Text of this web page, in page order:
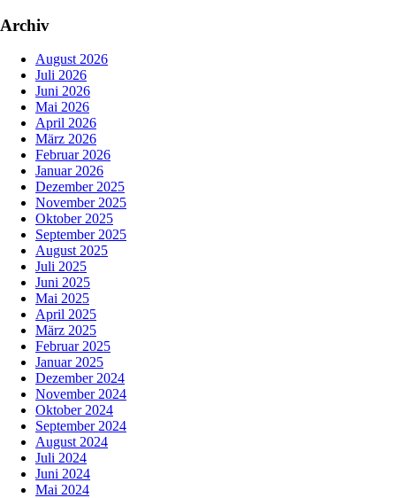
Archiv
August 2026
Juli 2026
Juni 2026
Mai 2026
April 2026
März 2026
Februar 2026
Januar 2026
Dezember 2025
November 2025
Oktober 2025
September 2025
August 2025
Juli 2025
Juni 2025
Mai 2025
April 2025
März 2025
Februar 2025
Januar 2025
Dezember 2024
November 2024
Oktober 2024
September 2024
August 2024
Juli 2024
Juni 2024
Mai 2024